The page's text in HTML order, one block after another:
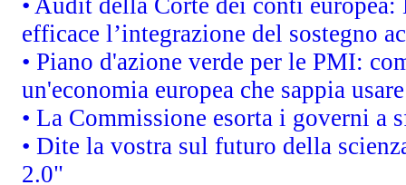
efficace l’integrazione del sostegno
• Piano d'azione verde per le PMI:
un'economia europea che sappia
• La Commissione esorta i governi
• Dite la vostra sul futuro della
2.0"